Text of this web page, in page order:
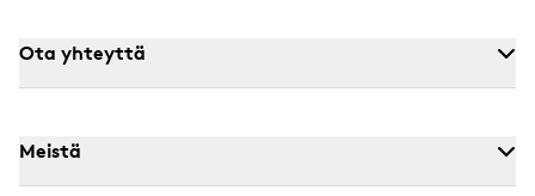
Ota yhteyttä
Meistä